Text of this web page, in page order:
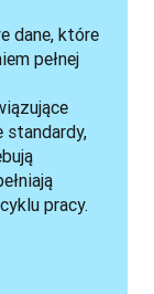
dane, które
pełnej
standardy,
pracy.